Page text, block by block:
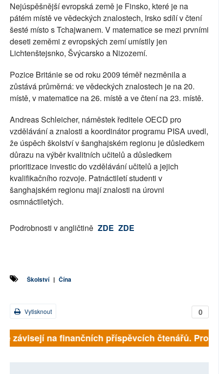
Nejúspěšnější evropská země je Finsko, které je na
pátém místě ve vědeckých znalostech, Irsko sdílí v čtení
šesté místo s Tchajwanem. V matematice se mezi prvními
deseti zeměmi z evropských zemí umístily jen
Lichtenštejsnko, Švýcarsko a Nizozemí.
Pozice Británie se od roku 2009 téměř nezměnila a
zůstává průměrná: ve vědeckých znalostech je na 20.
místě, v matematice na 26. místě a ve čtení na 23. místě.
Andreas Schleicher, náměstek ředitele OECD pro
vzdělávání a znalosti a koordinátor programu PISA uvedl,
že úspěch školství v šanghajském regionu je důsledkem
důrazu na výběr kvalitních učitelů a důsledkem
prioritizace investic do vzdělávání učitelů a jejich
kvalifikačního rozvoje. Patnáctiletí studenti v
šanghajském regionu mají znalosti na úrovni
osmnáctiletých.
Podrobnosti v angličtině ZDE ZDE
Školství | Čína
0
Vytisknout
závisejí na finančních příspěvcích čtenářů.